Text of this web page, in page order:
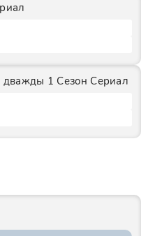
дважды 1 Сезон Сериал